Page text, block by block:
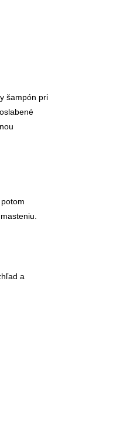
šampón pri
a